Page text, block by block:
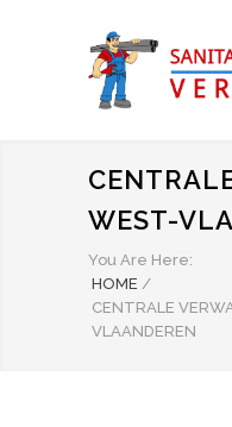
WEST-
You Are Here:
HOME /
CENTRALE
VLAANDEREN